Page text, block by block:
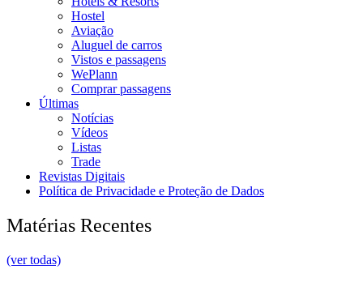
Hostel
Aviação
Aluguel de carros
Vistos e passagens
WePlann
Comprar passagens
Últimas
Notícias
Vídeos
Listas
Trade
Revistas Digitais
Política de Privacidade e Proteção de Dados
Matérias Recentes
(ver todas)